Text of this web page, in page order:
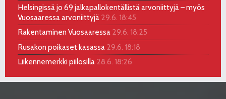
Helsingissä jo 69 jalkapallokentällistä arvoniittyjä – myös
Vuosaaressa arvoniittyjä 29.6. 18:45
Rakentaminen Vuosaaressa 29.6. 18:25
Rusakon poikaset kasassa 29.6. 18:18
Liikennemerkki piilosilla 28.6. 18:26